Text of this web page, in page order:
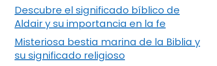
Descubre el significado bíblico de
Aldair y su importancia en la fe
Misteriosa bestia marina de la Biblia y
su significado religioso